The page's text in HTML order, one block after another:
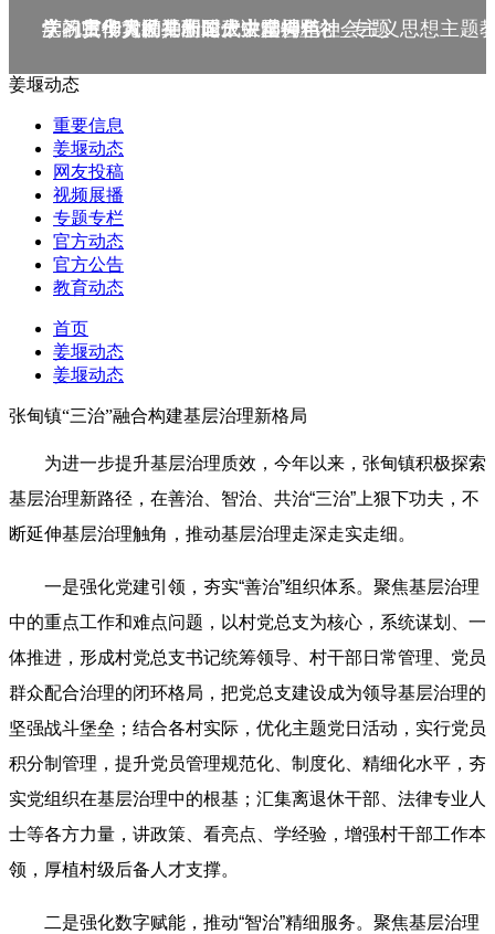
庆祝中华人民共和国成立75周年
学习贯彻党的二十届三中全会精神_专题
党的二十大精神理论大讲堂--理论
学习宣传贯彻党的二十大精神
学习贯彻习近平新时代中国特色社会主义思想主题
姜堰动态
重要信息
姜堰动态
网友投稿
视频展播
专题专栏
官方动态
官方公告
教育动态
首页
姜堰动态
姜堰动态
张甸镇“三治”融合构建基层治理新格局
为进一步提升基层治理质效，今年以来， 张甸镇积极探索
基层治理新路径，在善治、智治、共治“三治”上狠下功夫，不
断延伸基层治理触角，推动基层治理走深走实走细。
一是强化党建引领，夯实“善治”组织体系。聚焦基层治理
中的重点工作和难点问题，以村党总支为核心，系统谋划、一
体推进，形成村党总支书记统筹领导、村干部日常管理、党员
群众配合治理的闭环格局，把党总支建设成为领导基层治理的
坚强战斗堡垒；结合各村实际，优化主题党日活动，实行党员
积分制管理，提升党员管理规范化、制度化、精细化水平， 夯
实党组织在基层治理中的根基；汇集离退休干部、法律专业人
士等各方力量，讲政策、看亮点、学经验，增强村干部工作本
领，厚植村级后备人才支撑。
二是强化数字赋能，推动“智治”精细服务。聚焦基层治理